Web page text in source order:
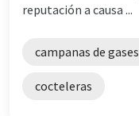
reputación a causa ...
campanas de gases
cocteleras